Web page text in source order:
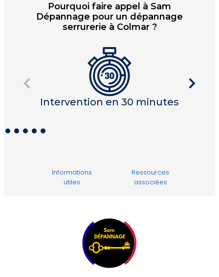
Pourquoi faire appel à Sam
Dépannage pour un dépannage
serrurerie à Colmar ?
Intervention en 30 minutes
Informations
utiles
Ressources
associées